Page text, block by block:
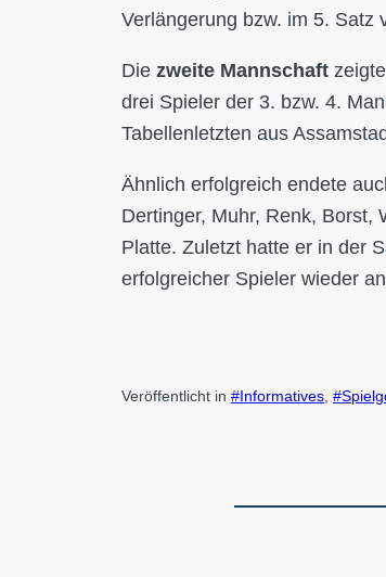
Verlängerung bzw. im 5. Satz
Die zweite Mannschaft
drei Spieler der 3. bzw. 4.
Tabellenletzten aus
Ähnlich erfolgreich endete
Dertinger, Muhr, Renk, Borst,
Platte. Zuletzt hatte er in der
erfolgreicher Spieler wieder
Veröffentlicht in Informatives